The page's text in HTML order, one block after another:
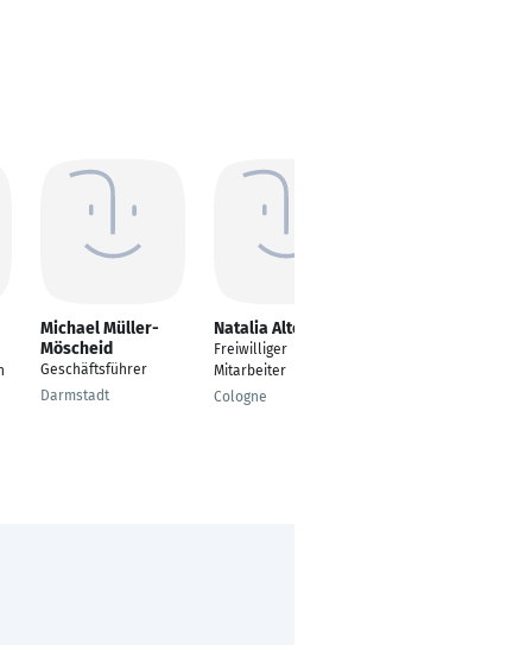
Michael Müller-
Möscheid
Geschäftsführer
Darmstadt
Natalia Altenfeld
Freiwilliger
Mitarbeiter
Cologne